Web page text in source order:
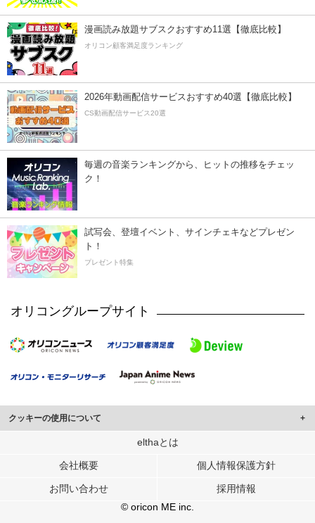
漫画読み放題サブスクおすすめ11選【徹底比較】
オリコン顧客満足度ランキング
2026年動画配信サービスおすすめ40選【徹底比較】
CS動画配信サービス20選
毎週の音楽ランキングから、ヒットの推移をチェッ
ク！
試写会、登壇イベント、サインチェキなどプレゼン
ト！
プレゼント特集
オリコングループサイト
クッキーの使用について
このサイトでは Cookie を使用して、ユーザーに合わせたコンテンツや広告の
行っています。
メディアや広告配信、データ解析の各パートナーに提供しています。
各パートナーは、この情報とユーザーが各パートナーに提供した他の情報や、
ユーザーが各パートナーのサービスを使用したときに収集した他の情報を組み
elthaとは
会社概要 個人情報保護方針
お問い合わせ
採用情報
© oricon ME inc.